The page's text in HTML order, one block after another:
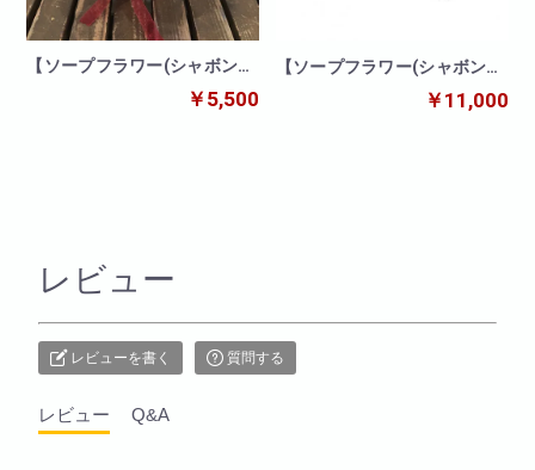
【ソープフラワー(シャボンフ
ラワー)】ビタミンブーケ￥5,500
【ソープフラワー(シャボンフ
ラワー)】99本ブーケ(ブルー)
￥11,000
レビュー
レビューを書く 質問する
レビュー Q&A